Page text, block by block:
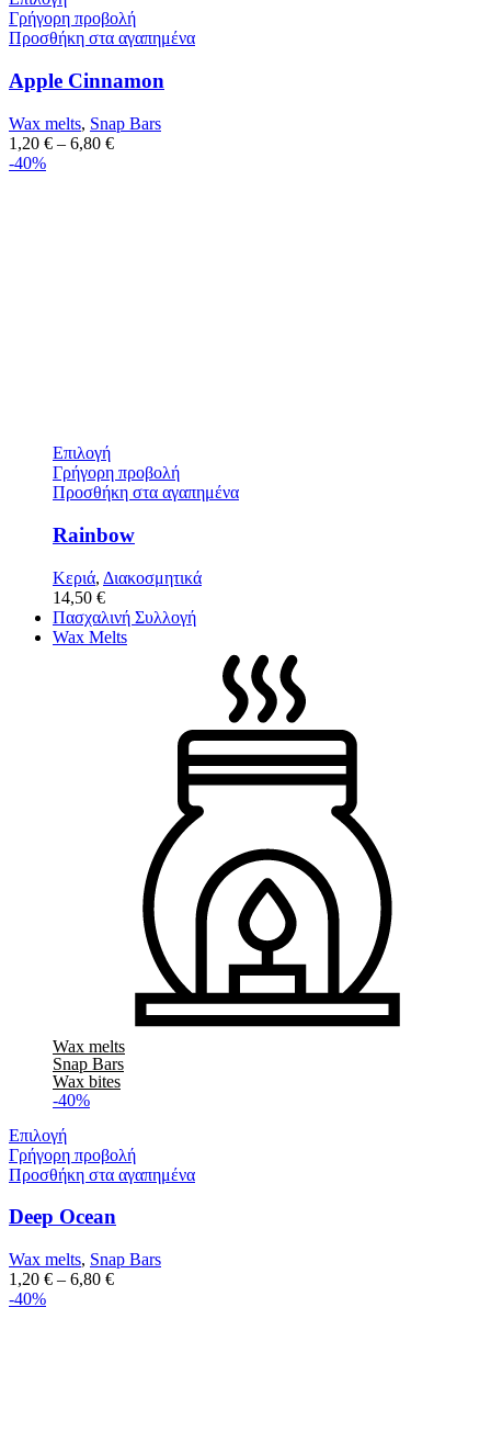
Επιλογή
Γρήγορη προβολή
Προσθήκη στα αγαπημένα
Rainbow
Κεριά, Διακοσμητικά
14,50 €
Πασχαλινή Συλλογή
Wax Melts
Wax melts
Snap Bars
Wax bites
-40%
Γρήγορη προβολή
Προσθήκη στα αγαπημένα
Apple Cinnamon
Wax melts, Snap Bars
1,20 € – 6,80 €
-40%
Επιλογή
Γρήγορη προβολή
Προσθήκη στα αγαπημένα
Deep Ocean
Wax melts, Snap Bars
1,20 € – 6,80 €
-40%